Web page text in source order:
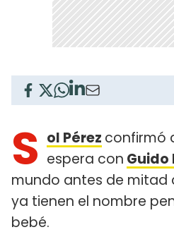
S ol Pérez confirmó
espera con Guido
mundo antes de mitad
ya tienen el nombre
bebé.